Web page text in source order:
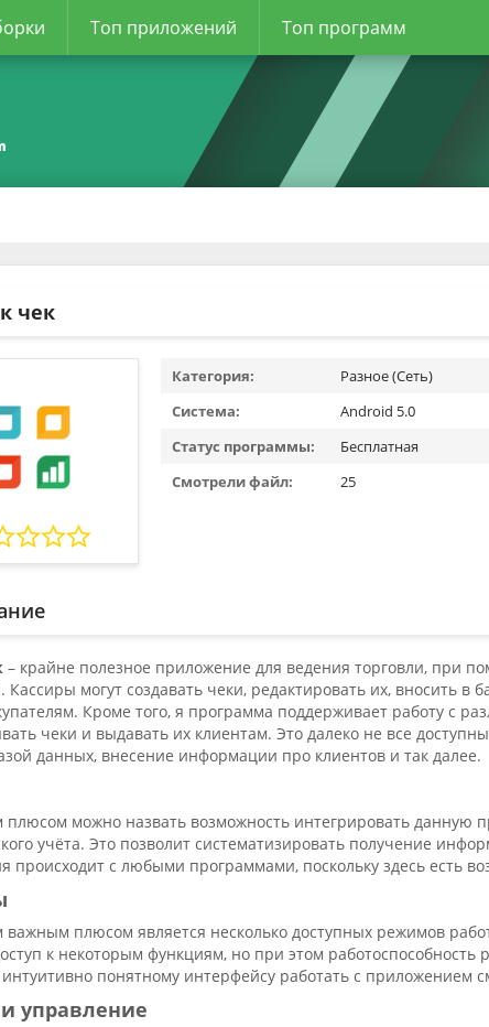
Топ приложений Топ программ
чек
Категория:
Разное (Сеть)
Система:
Android 5.0
Статус программы:
Бесплатная
Смотрели файл:
25
– крайне полезное приложение для ведения торговли, при
Кассиры могут создавать чеки, редактировать их, вносить в
Кроме того, я программа поддерживает работу с
чеки и выдавать их клиентам. Это далеко не все
данных, внесение информации про клиентов и так далее.
можно назвать возможность интегрировать данную
учёта. Это позволит систематизировать получение
происходит с любыми программами, поскольку здесь есть
плюсом является несколько доступных режимов
к некоторым функциям, но при этом
интуитивно понятному интерфейсу работать с приложением
управление